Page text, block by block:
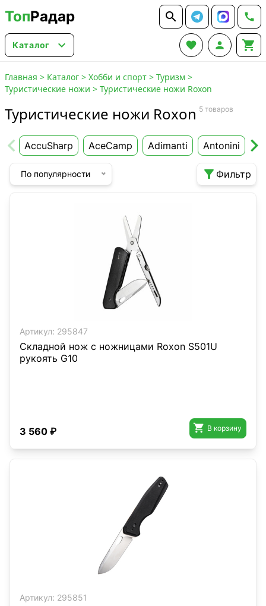
ТопРадар  
Каталог    
Главная > Каталог > Хобби и спорт > Туризм >
Туристические ножи > Туристические ножи Roxon
Туристические ножи Roxon 5 товаров
AccuSharp AceCamp Adimanti Antonini
По популярности  Фильтр
Артикул: 295847
Складной нож с ножницами Roxon S501U
рукоять G10
3 560 ₽  В корзину
Артикул: 295851